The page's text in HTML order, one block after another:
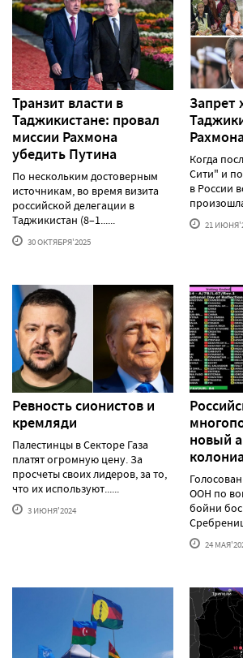
Транзит власти в
Таджикистане: провал
миссии Рахмона
убедить Путина
По нескольким достоверным
источникам, во время визита
российской делегации в
Таджикистан (8–1......
30 ОКТЯБРЯ'2025
Запрет
Когда
Сити" и
в России
21
Ревность сионистов и
кремляди
Палестинцы в Секторе Газа
платят огромную цену. За
просчеты своих лидеров, за то,
что их используют......
3 ИЮНЯ'2024
новый
ООН по
бойни
24